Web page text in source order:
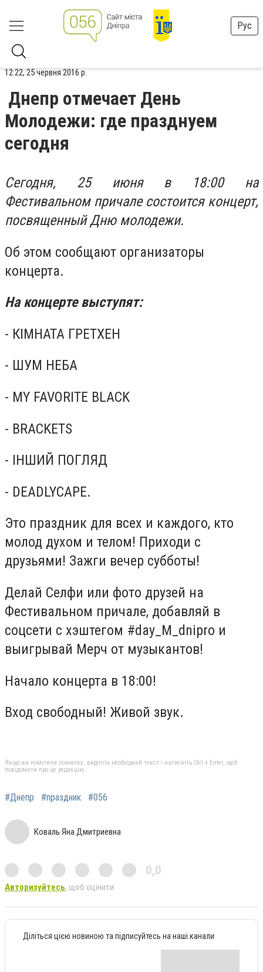
Рус
12:22, 25 червня 2016 р.
Днепр отмечает День
Молодежи: где празднуем
сегодня
Сегодня, 25 июня в 18:00 на
Фестивальном причале состоится концерт,
посвященный Дню молодежи.
Об этом сообщают организаторы
концерта.
На концерте выступят:
- КІМНАТА ГРЕТХЕН
- ШУМ НЕБА
- MY FAVORITE BLACK
- BRACKETS
- ІНШИЙ ПОГЛЯД
- DEADLYCAPE.
Это праздник для всех и каждого, кто
молод духом и телом! Приходи с
друзьями! Зажги вечер субботы!
Делай Селфи или фото друзей на
Фестивальном причале, добавляй в
соцсети с хэштегом #day_M_dnipro и
выигрывай Мерч от музыкантов!
Начало концерта в 18:00!
Вход свободный! Живой звук.
Якщо ви помітили помилку, виділіть необхідний текст і натисніть Ctrl + Enter, щоб
повідомити про це редакцію
#Днепр #праздник #056
Коваль Яна Дмитриевна
0,0
Авторизуйтесь, щоб оцінити
Діліться цією новиною та підписуйтесь на наші канали